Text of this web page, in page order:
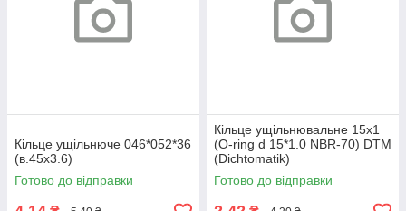
Кільце ущільнюче 046*052*36
(в.45х3.6)
Готово до відправки
Кільце ущільнювальне 15х1
(O-ring d 15*1.0 NBR-70) DTM
(Dichtomatik)
Готово до відправки